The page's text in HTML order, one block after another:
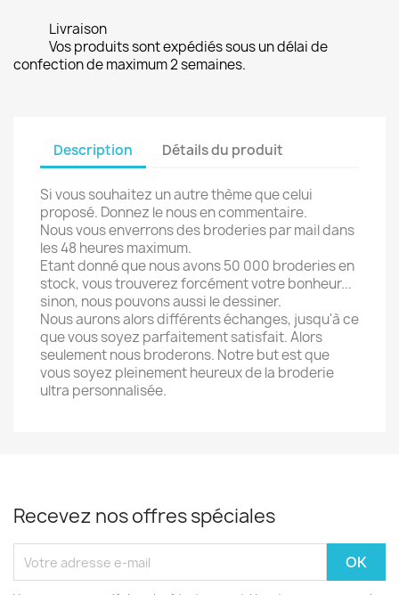
Livraison
Vos produits sont expédiés sous un délai de
confection de maximum 2 semaines.
Description Détails du produit
Si vous souhaitez un autre thème que celui
proposé. Donnez le nous en commentaire.
Nous vous enverrons des broderies par mail dans
les 48 heures maximum.
Etant donné que nous avons 50 000 broderies en
stock, vous trouverez forcément votre bonheur...
sinon, nous pouvons aussi le dessiner.
Nous aurons alors différents échanges, jusqu'à ce
que vous soyez parfaitement satisfait. Alors
seulement nous broderons. Notre but est que
vous soyez pleinement heureux de la broderie
ultra personnalisée.
Recevez nos offres spéciales